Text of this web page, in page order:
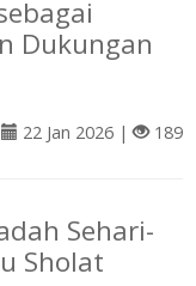
Dukungan
22 Jan 2026 | 189
Sehari-
Sholat